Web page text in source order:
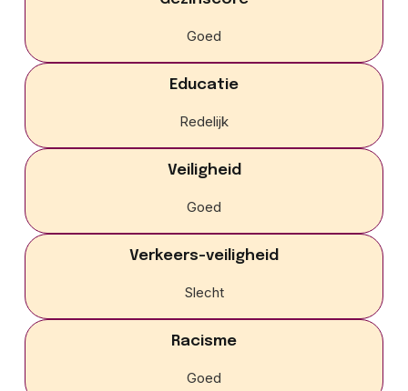
Goed
Educatie
Redelijk
Veiligheid
Goed
Verkeers-veiligheid
Slecht
Racisme
Goed